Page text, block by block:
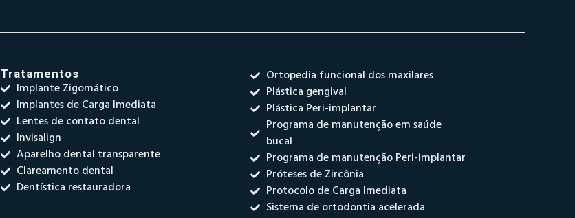
Tratamentos
Implante Zigomático
Implantes de Carga Imediata
Lentes de contato dental
Invisalign
Aparelho dental transparente
Clareamento dental
Dentística restauradora
Ortopedia funcional dos maxilares
Plástica gengival
Plástica Peri-implantar
Programa de manutenção em saúde
bucal
Programa de manutenção Peri-implantar
Próteses de Zircônia
Protocolo de Carga Imediata
Sistema de ortodontia acelerada